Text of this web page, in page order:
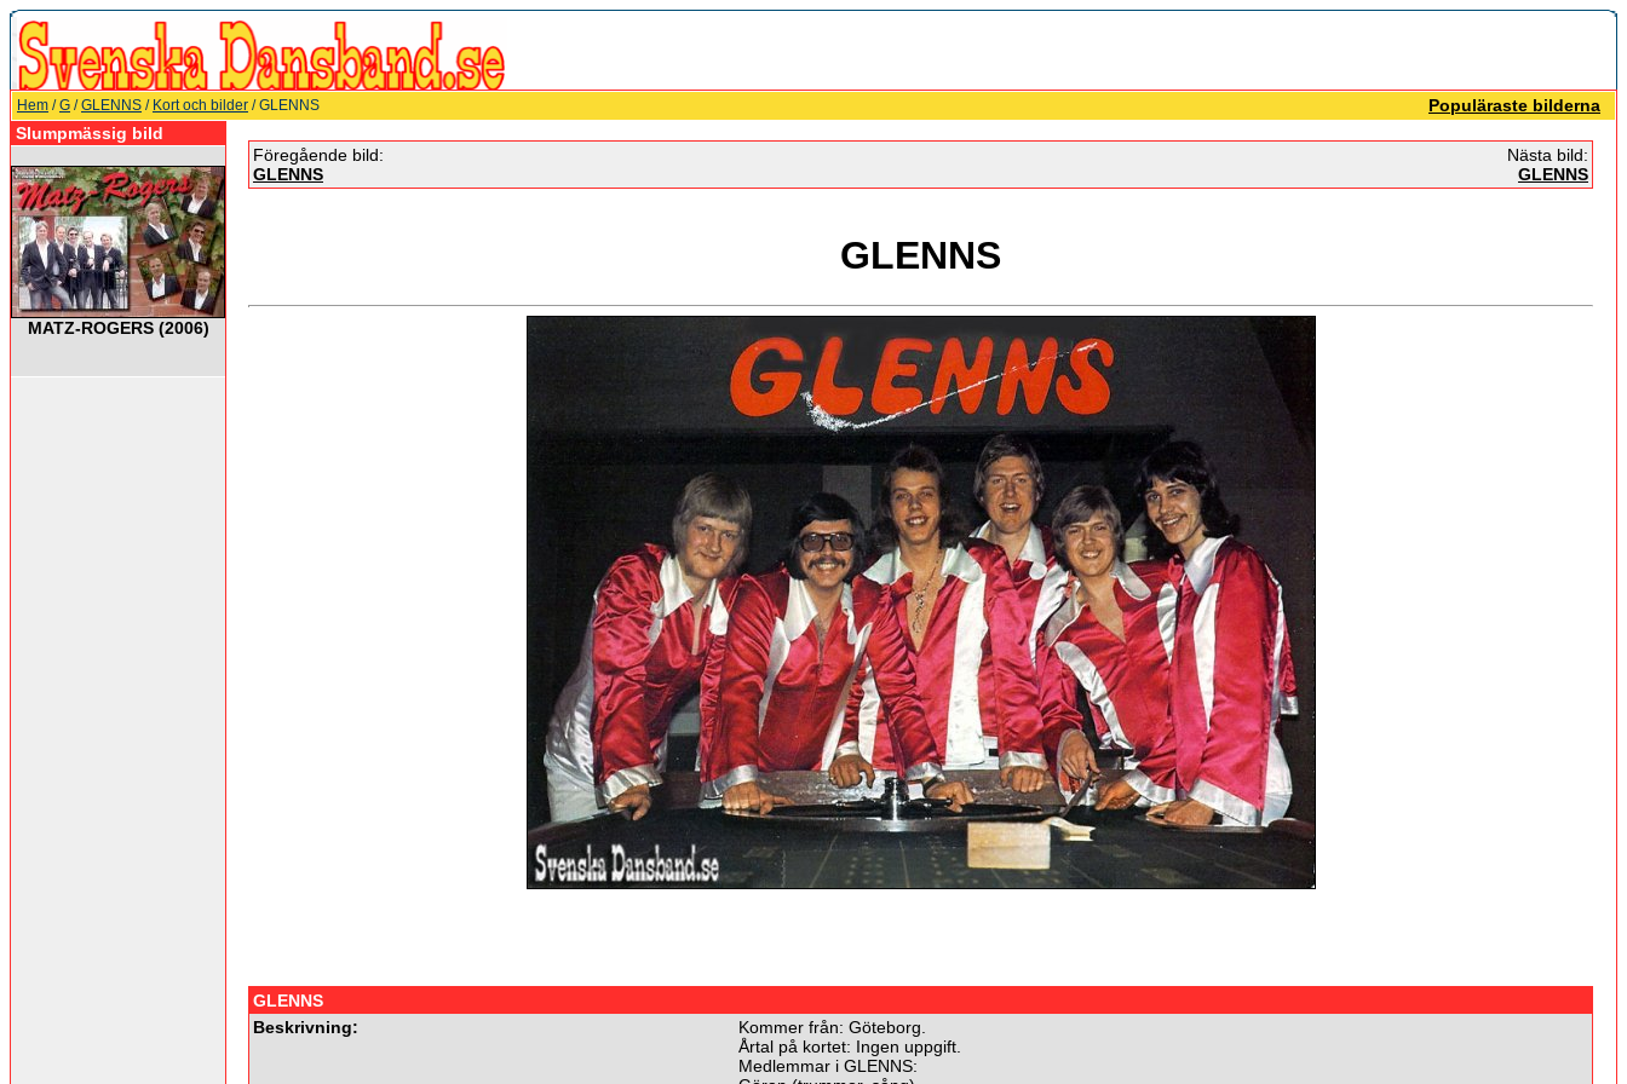
Hem /G /GLENNS / Kort och bilder / GLENNS
Populäraste bilderna
Slumpmässig bild
MATZ-ROGERS (2006)
Föregående bild:
GLENNS
Nästa bild:
GLENNS
GLENNS
GLENNS
Beskrivning:
Kommer från: Göteborg.
Årtal på kortet: Ingen uppgift.
Medlemmar i GLENNS: